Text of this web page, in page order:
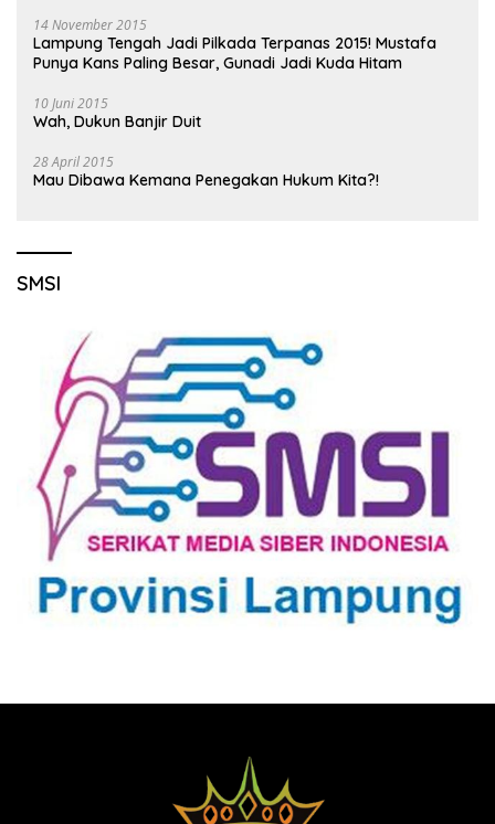
14 November 2015
Lampung Tengah Jadi Pilkada Terpanas 2015! Mustafa
Punya Kans Paling Besar, Gunadi Jadi Kuda Hitam
10 Juni 2015
Wah, Dukun Banjir Duit
28 April 2015
Mau Dibawa Kemana Penegakan Hukum Kita?!
SMSI